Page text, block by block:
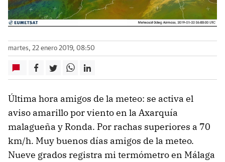
martes, 22 enero 2019, 08:50
Última hora amigos de la meteo: se activa el
aviso amarillo por viento en la Axarquía
malagueña y Ronda. Por rachas superiores a 70
km/h. Muy buenos días amigos de la meteo.
Nueve grados registra mi termómetro en Málaga